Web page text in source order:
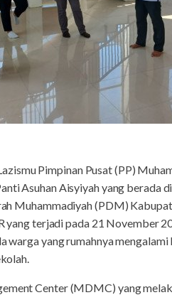
Pimpinan Pusat (PP)
Asuhan Aisyiyah yang berada
Muhammadiyah (PDM)
terjadi pada 21 November
warga yang rumahnya
Center (MDMC) yang